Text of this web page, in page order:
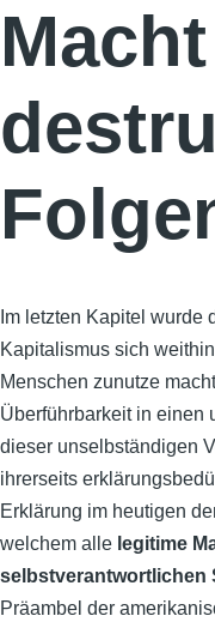
Im letzten Kapitel wurde
Kapitalismus sich
Menschen zunutze
Überführbarkeit in einen
dieser unselbständigen
ihrerseits
Erklärung im heutigen
welchem alle legitime
selbstverantwortlichen
Präambel der